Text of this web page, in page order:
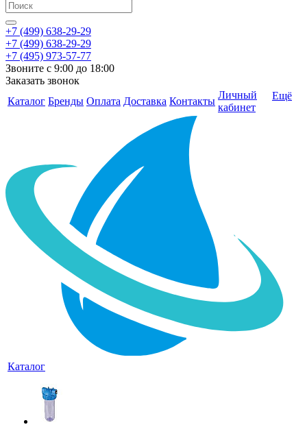
+7 (499) 638-29-29
+7 (499) 638-29-29
+7 (495) 973-57-77
Звоните с 9:00 до 18:00
Заказать звонок
Каталог Бренды Оплата Доставка Контакты
Личный
кабинет
Ещё
Каталог